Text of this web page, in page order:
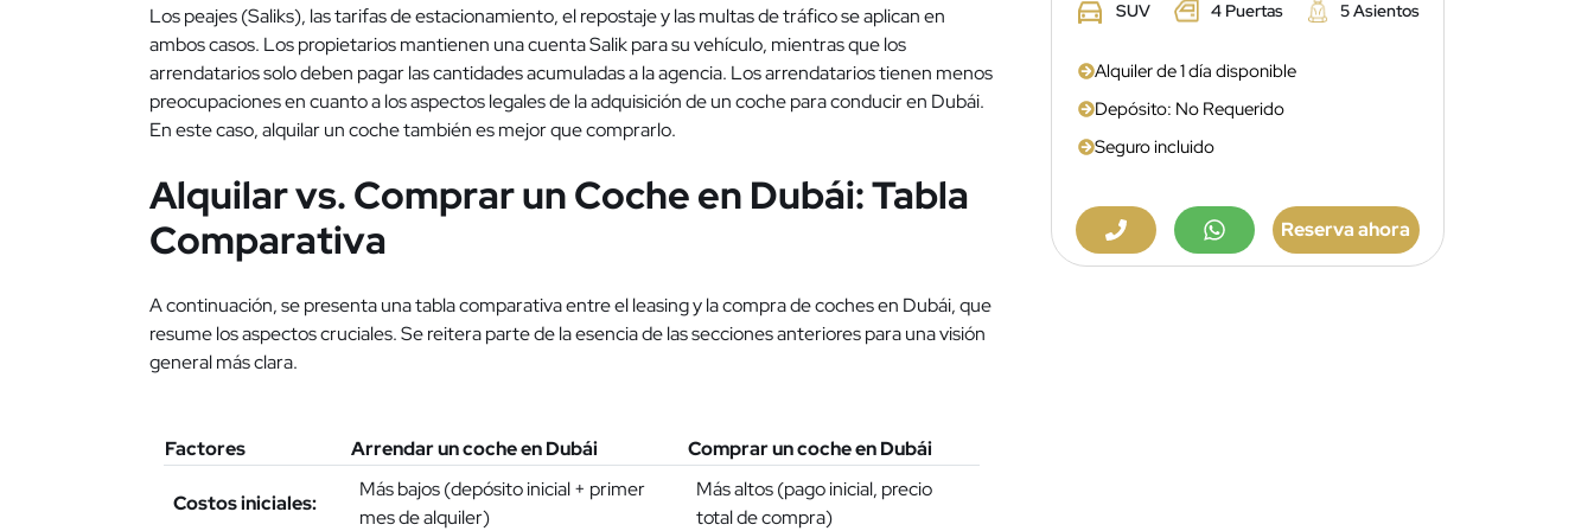
Los peajes (Saliks), las tarifas de estacionamiento, el repostaje y las multas de tráfico se aplican en
ambos casos. Los propietarios mantienen una cuenta Salik para su vehículo, mientras que los
arrendatarios solo deben pagar las cantidades acumuladas a la agencia. Los arrendatarios tienen menos
preocupaciones en cuanto a los aspectos legales de la adquisición de un coche para conducir en Dubái.
En este caso, alquilar un coche también es mejor que comprarlo.
Alquilar vs. Comprar un Coche en Dubái: Tabla
Comparativa
A continuación, se presenta una tabla comparativa entre el leasing y la compra de coches en Dubái, que
resume los aspectos cruciales. Se reitera parte de la esencia de las secciones anteriores para una visión
general más clara.
Factores Arrendar un coche en Dubái Comprar un coche en Dubái
Costos iniciales:
Más bajos (depósito inicial + primer
mes de alquiler)
Más altos (pago inicial, precio
total de compra)
SUV 4 Puertas 5 Asientos
Alquiler de 1 día disponible
Depósito: No Requerido
Seguro incluido
Reserva ahora